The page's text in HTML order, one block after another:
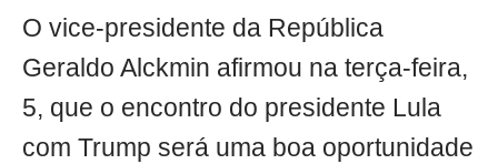
O vice-presidente da República
Geraldo Alckmin afirmou na terça-feira,
5, que o encontro do presidente Lula
com Trump será uma boa oportunidade